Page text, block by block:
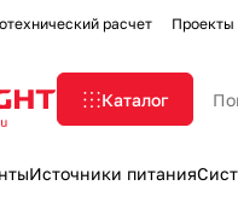
расчет Проекты
Каталог
Источники питания